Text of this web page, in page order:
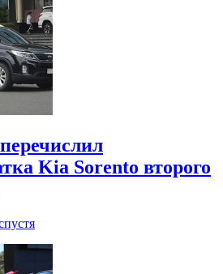
Kia Sorento второго